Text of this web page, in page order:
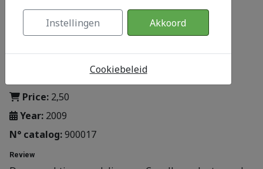
Te Koop
Price: 2,50
Year: 2009
N° catalog:900017
Review
Instellingen Akkoord
Cookiebeleid